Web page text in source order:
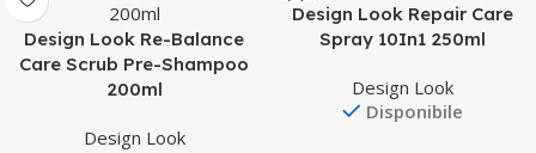
Design Look Re-Balance
Care Scrub Pre-Shampoo
200ml
Design Look
Design Look Repair Care
Spray 10In1 250ml
Design Look
Disponibile